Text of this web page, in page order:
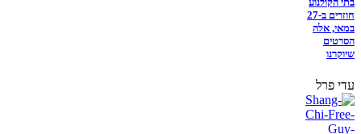
חוזרים ב-27
במאי, אלה
הסרטים
שיוקרנו
עדי פרל